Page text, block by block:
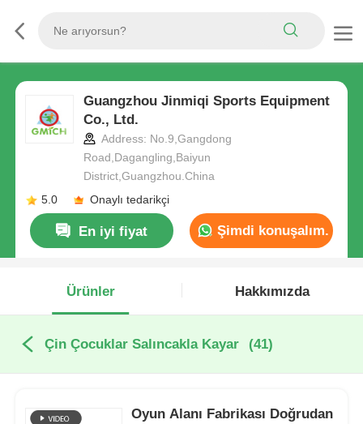
Guangzhou Jinmiqi Sports Equipment
Co., Ltd.
Address: No.9,Gangdong
Road,Dagangling,Baiyun
District,Guangzhou.China
5.0
Onaylı tedarikçi
En iyi fiyat Şimdi konuşalım.
Ürünler Hakkımızda
Çin Çocuklar Salıncakla Kayar (41)
Oyun Alanı Fabrikası Doğrudan